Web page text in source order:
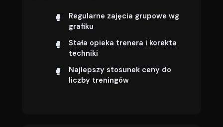
Regularne zajęcia grupowe wg
grafiku
Stała opieka trenera i korekta
techniki
Najlepszy stosunek ceny do
liczby treningów